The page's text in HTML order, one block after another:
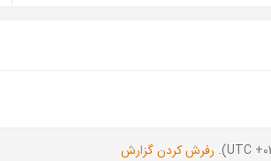
رفرش کردن گزارش